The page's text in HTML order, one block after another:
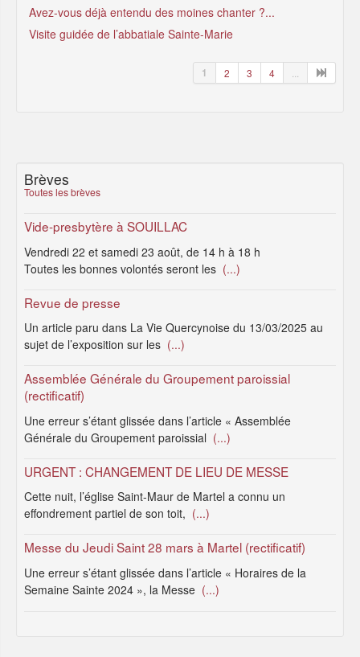
Avez-vous déjà entendu des moines chanter ?...
Visite guidée de l’abbatiale Sainte-Marie
1 2 3 4
Brèves
Toutes les brèves
Vide-presbytère à SOUILLAC
Vendredi 22 et samedi 23 août, de 14 h à 18 h
Toutes les bonnes volontés seront les (...)
Revue de presse
Un article paru dans La Vie Quercynoise du 13/03/2025 au
sujet de l’exposition sur les (...)
Assemblée Générale du Groupement paroissial
(rectificatif)
Une erreur s’étant glissée dans l’article « Assemblée
Générale du Groupement paroissial (...)
URGENT : CHANGEMENT DE LIEU DE MESSE
Cette nuit, l’église Saint-Maur de Martel a connu un
effondrement partiel de son toit, (...)
Messe du Jeudi Saint 28 mars à Martel (rectificatif)
Une erreur s’étant glissée dans l’article « Horaires de la
Semaine Sainte 2024 », la Messe (...)